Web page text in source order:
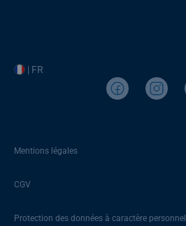
| FR
Mentions légales
CGV
Protection des données à caractère personnel